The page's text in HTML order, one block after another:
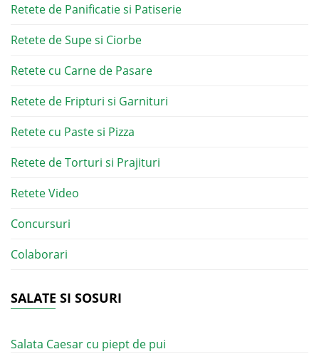
Retete de Panificatie si Patiserie
Retete de Supe si Ciorbe
Retete cu Carne de Pasare
Retete de Fripturi si Garnituri
Retete cu Paste si Pizza
Retete de Torturi si Prajituri
Retete Video
Concursuri
Colaborari
SALATE SI SOSURI
Salata Caesar cu piept de pui